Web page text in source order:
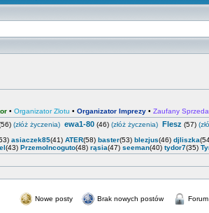
• Organizator Zlotu • Organizator Imprezy • Zaufany
(złóż życzenia) ewa1-80 (46) (złóż życzenia) Flesz (57)
asiaczek85(41) ATER(58) baster(53) blezjus(46) djliszka
(43) PrzemoIncoguto(48) rąsia(47) seeman(40) tydor7(35)
Nowe posty Brak nowych postów